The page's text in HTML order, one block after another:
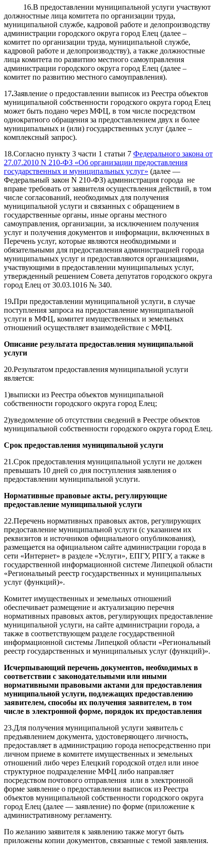
16.В предоставлении муниципальной услуги участвуют
должностные лица комитета по организации труда,
муниципальной службе, кадровой работе и делопроизводству
администрации городского округа город Елец (далее –
комитет по организации труда, муниципальной службе,
кадровой работе и делопроизводству), а также должностные
лица комитета по развитию местного самоуправления
администрации городского округа город Елец (далее –
комитет по развитию местного самоуправления).
17.Заявление о предоставлении выписок из Реестра объектов
муниципальной собственности городского округа город Елец
может быть подано через МФЦ, в том числе посредством
однократного обращения за предоставлением двух и более
муниципальных и (или) государственных услуг (далее –
комплексный запрос).
18.Согласно пункту 3 части 1 статьи 7 Федерального закона от
27.07.2010 N 210-ФЗ «Об организации предоставления
государственных и муниципальных услуг» (далее —
Федеральный закон N 210-ФЗ) администрация города не
вправе требовать от заявителя осуществления действий, в том
числе согласований, необходимых для получения
муниципальной услуги и связанных с обращением в
государственные органы, иные органы местного
самоуправления, организации, за исключением получения
услуг и получения документов и информации, включенных в
Перечень услуг, которые являются необходимыми и
обязательными для предоставления администрацией города
муниципальных услуг и предоставляются организациями,
участвующими в предоставлении муниципальных услуг,
утвержденный решением Совета депутатов городского округа
город Елец от 30.03.1016 № 340.
19.При предоставлении муниципальной услуги, в случае
поступления запроса на предоставление муниципальной
услуги в МФЦ, комитет имущественных и земельных
отношений осуществляет взаимодействие с МФЦ.
Описание результата предоставления муниципальной
услуги
20.Результатом предоставления муниципальной услуги
является:
1)выписки из Реестра объектов муниципальной
собственности городского округа город Елец;
2)уведомление об отсутствии сведений в Реестре объектов
муниципальной собственности городского округа город Елец.
Срок предоставления муниципальной услуги
21.Срок предоставления муниципальной услуги не должен
превышать 10 дней со дня поступления заявления о
предоставлении муниципальной услуги.
Нормативные правовые акты, регулирующие
предоставление муниципальной услуги
22.Перечень нормативных правовых актов, регулирующих
предоставление муниципальной услуги (с указанием их
реквизитов и источников официального опубликования),
размещается на официальном сайте администрации города в
сети «Интернет» в разделе «Услуги», ЕПГУ, РПГУ, а также в
государственной информационной системе Липецкой области
«Региональный реестр государственных и муниципальных
услуг (функций)».
Комитет имущественных и земельных отношений
обеспечивает размещение и актуализацию перечня
нормативных правовых актов, регулирующих предоставление
муниципальной услуги, на сайте администрации города, а
также в соответствующем разделе государственной
информационной системы Липецкой области «Региональный
реестр государственных и муниципальных услуг (функций)».
Исчерпывающий перечень документов, необходимых в
соответствии с законодательными или иными
нормативными правовыми актами для предоставления
муниципальной услуги, подлежащих предоставлению
заявителем, способы их получения заявителем, в том
числе в электронной форме, порядок их предоставления
23.Для получения муниципальной услуги заявитель с
предъявлением документа, удостоверяющего личность,
предоставляет в администрацию города непосредственно при
личном приеме в комитете имущественных и земельных
отношений либо через Елецкий городской отдел или иное
структурное подразделение МФЦ либо направляет
посредством почтового отправления или в электронной
форме заявление о предоставлении выписок из Реестра
объектов муниципальной собственности городского округа
город Елец (далее — заявление) по форме (приложение к
административному регламенту.
По желанию заявителя к заявлению также могут быть
приложены копии документов, связанные с темой заявления.